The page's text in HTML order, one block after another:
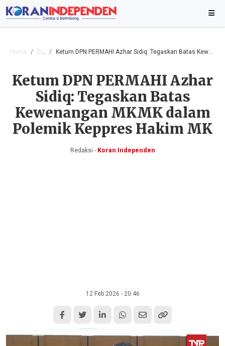
Home Daerah Ketum DPN PERMAHI Azhar Sidiq: Tegaskan Batas Kewenangan MKMK dalam Polemik Keppres Hakim MK
Ketum DPN PERMAHI Azhar
Sidiq: Tegaskan Batas
Kewenangan MKMK dalam
Polemik Keppres Hakim MK
Redaksi -Koran Independen
12 Feb 2026 - 20:46